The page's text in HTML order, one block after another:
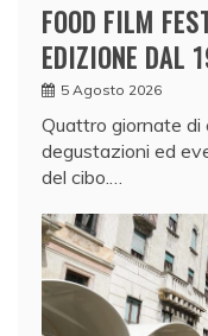
FOOD FILM
EDIZIONE DAL
5 Agosto 2026
Quattro giornate di
degustazioni ed
del cibo.…